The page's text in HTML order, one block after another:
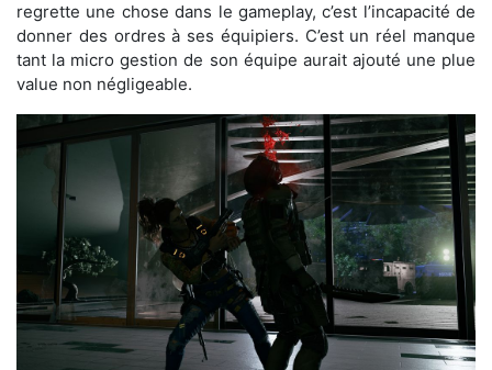
regrette une chose dans le gameplay, c’est l’incapacité de
donner des ordres à ses équipiers. C’est un réel manque
tant la micro gestion de son équipe aurait ajouté une plue
value non négligeable.